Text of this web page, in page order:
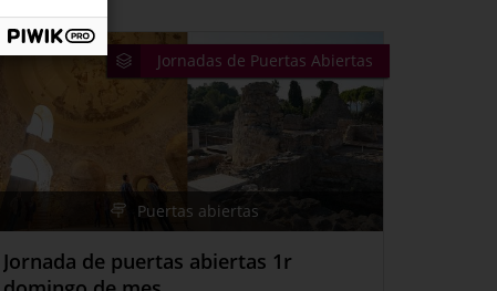
Jornadas de Puertas Abiertas
Puertas abiertas
Jornada de puertas abiertas 1r